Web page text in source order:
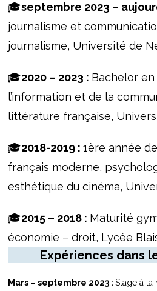
🎓septembre 2023 –
journalisme et
journalisme, Université de
🎓2020 – 2023 : Bachelor
l’information et de la
littérature française,
🎓2018-2019 :1ère année
français moderne,
esthétique du cinéma,
🎓2015 – 2018 : Maturité
économie – droit, Lycée
Expériences dans
Mars – septembre 2023 :Stage à